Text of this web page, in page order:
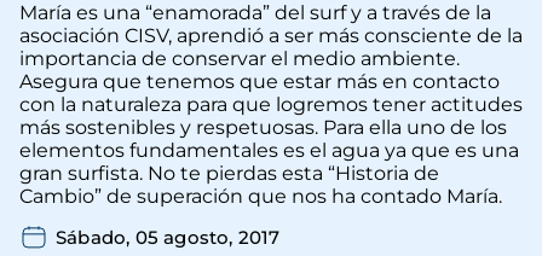
María es una “enamorada” del surf y a través de la
asociación CISV, aprendió a ser más consciente de la
importancia de conservar el medio ambiente.
Asegura que tenemos que estar más en contacto
con la naturaleza para que logremos tener actitudes
más sostenibles y respetuosas. Para ella uno de los
elementos fundamentales es el agua ya que es una
gran surfista. No te pierdas esta “Historia de
Cambio” de superación que nos ha contado María.
Sábado, 05 agosto, 2017